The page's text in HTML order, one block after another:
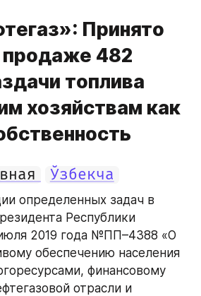
Принято
482
топлива
хозяйствам как
Ўзбекча
определенных задач в
Республики
2019 года №ПП–4388 «О
обеспечению населения
финансовому
отрасли и